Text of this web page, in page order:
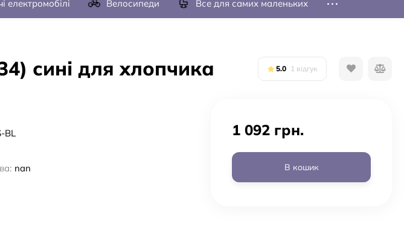
електромобілі Велосипеди Все для самих маленьких
сині для хлопчика 5.0 1 відгук
nan
1 092 грн.
В кошик